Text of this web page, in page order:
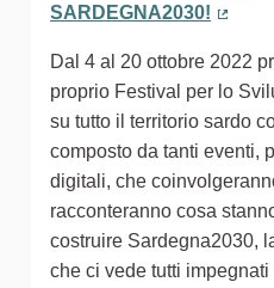
SARDEGNA2030!
Dal 4 al 20 ottobre 2022
proprio Festival per lo
su tutto il territorio sardo
composto da tanti eventi,
digitali, che
racconteranno cosa
costruire Sardegna2030,
che ci vede tutti